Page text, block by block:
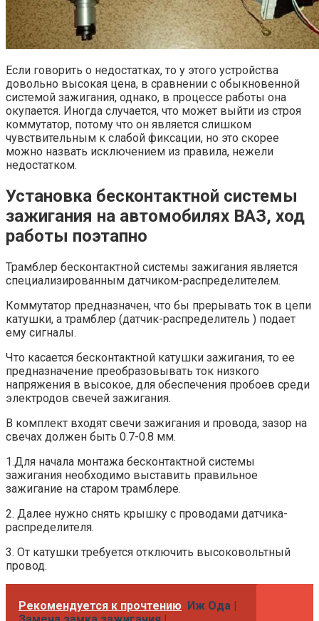
Если говорить о недостатках, то у этого устройства
довольно высокая цена, в сравнении с обыкновенной
системой зажигания, однако, в процессе работы она
окупается. Иногда случается, что может выйти из строя
коммутатор, потому что он является слишком
чувствительным к слабой фиксации, но это скорее
можно назвать исключением из правила, нежели
недостатком.
Установка бесконтактной системы
зажигания на автомобилях ВАЗ, ход
работы поэтапно
Трамблер бесконтактной системы зажигания является
специализированным датчиком-распределителем.
Коммутатор предназначен, что бы прерывать ток в цепи
катушки, а трамблер (датчик-распределитель ) подает
ему сигналы.
Что касается бесконтактной катушки зажигания, то ее
предназначение преобразовывать ток низкого
напряжения в высокое, для обеспечения пробоев среди
электродов свечей зажигания.
В комплект входят свечи зажигания и провода, зазор на
свечах должен быть 0.7-0.8 мм.
1.Для начала монтажа бесконтактной системы
зажигания необходимо выставить правильное
зажигание на старом трамблере.
2. Далее нужно снять крышку с проводами датчика-
распределителя.
3. От катушки требуется отключить высоковольтный
провод.
Рекомендуется к прочтению Иж Ода |